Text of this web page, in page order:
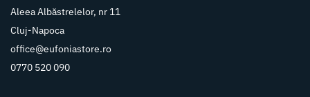
Aleea Albăstrelelor, nr 11
Cluj-Napoca
office@eufoniastore.ro
0770 520 090